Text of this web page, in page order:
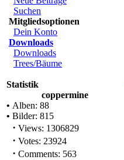
Suchen
Mitgliedsoptionen
Dein Konto
Downloads
Downloads
Trees/Bäume
Statistik
coppermine
• Alben: 88
• Bilder: 815
· Views: 1306829
· Votes: 23924
· Comments: 563